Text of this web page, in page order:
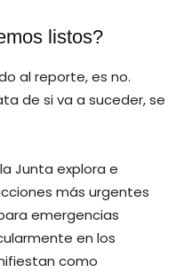
listos?
al reporte, es no.
de si va a suceder, se
Junta explora e
más urgentes
emergencias
en los
como